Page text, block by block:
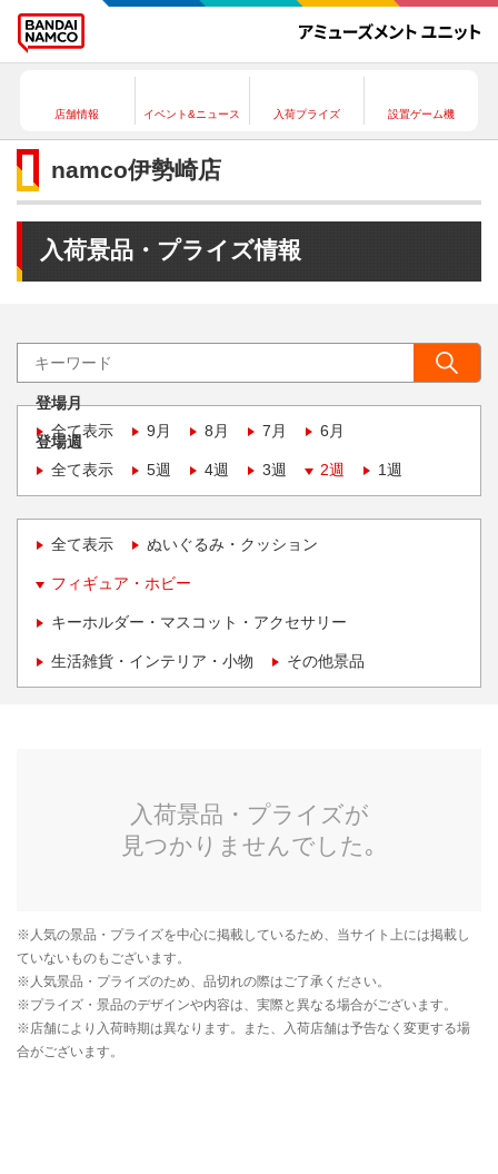
店舗情報 イベント&ニュース 入荷プライズ 設置ゲーム機
namco伊勢崎店
入荷景品・プライズ情報
登場月
全て表示
9月 8月 7月 6月
登場週
全て表示
5週 4週 3週 2週 1週
全て表示 ぬいぐるみ・クッション
フィギュア・ホビー
キーホルダー・マスコット・アクセサリー
生活雑貨・インテリア・小物 その他景品